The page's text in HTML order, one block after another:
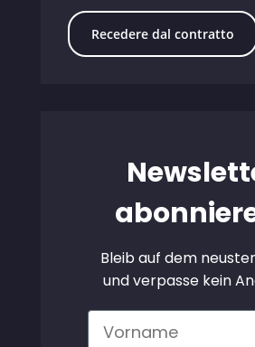
Recedere dal contratto
Bleib auf dem
und verpasse kein
Vorname